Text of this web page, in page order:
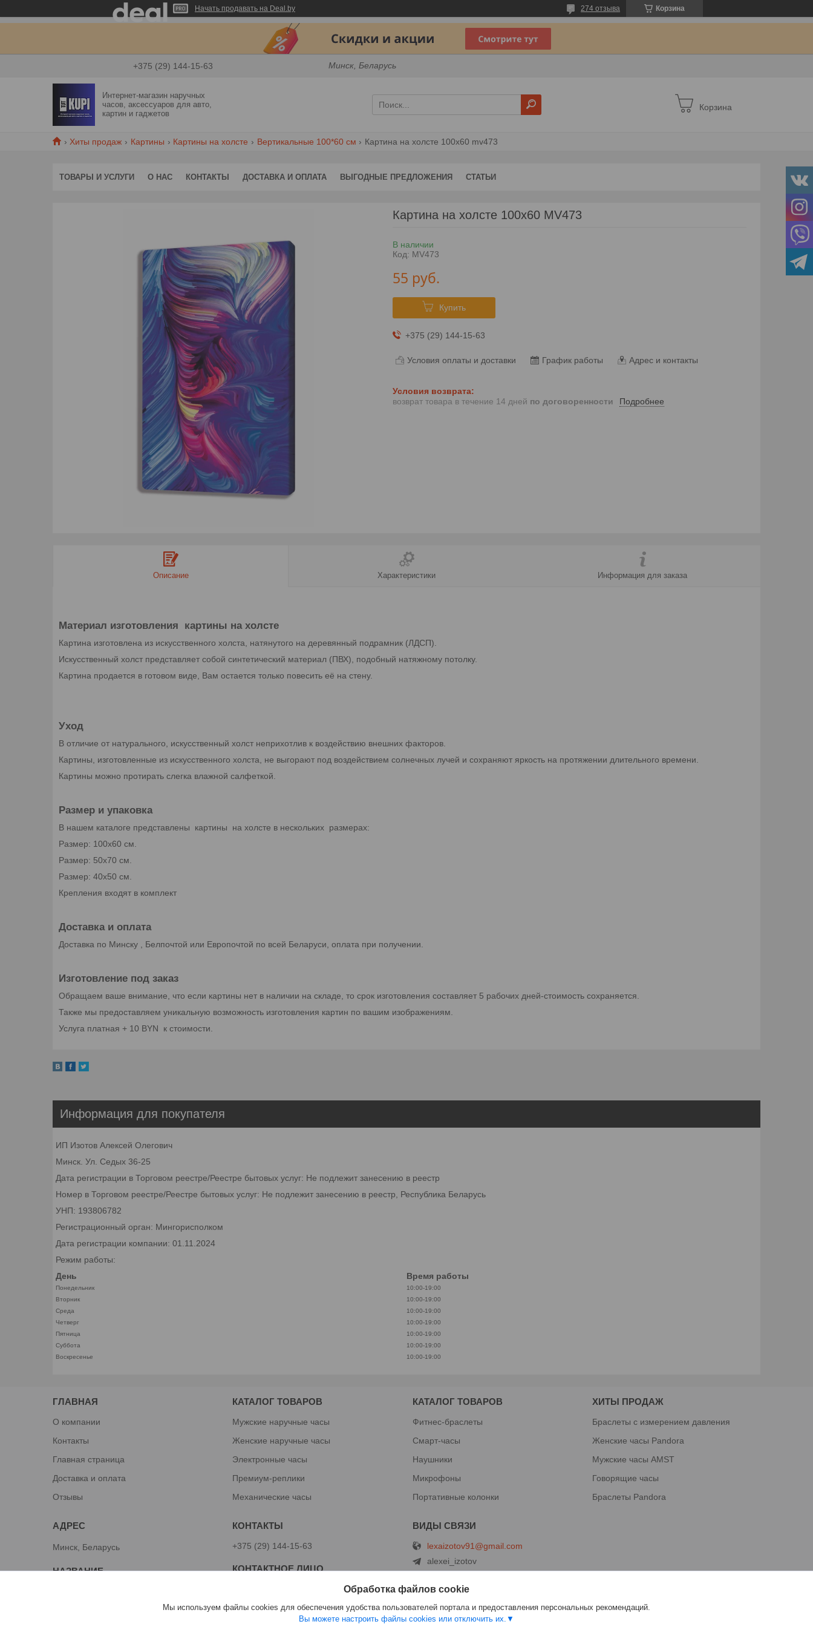
Начать продавать на Deal.by Корзина
274 отзыва
+375 (29) 144-15-63 Минск, Беларусь
Интернет-магазин наручных
часов, аксессуаров для авто,
картин и гаджетов
Корзина
Хиты продаж Картины Картины на холсте Вертикальные 100*60 см Картина на холсте 100х60 mv473
ТОВАРЫ И УСЛУГИ О НАС КОНТАКТЫ ДОСТАВКА И ОПЛАТА ВЫГОДНЫЕ ПРЕДЛОЖЕНИЯ СТАТЬИ
Картина на холсте 100х60 MV473
В наличии
Код: MV473
55 руб.
Купить
+375 (29) 144-15-63
Условия оплаты и доставки График работы Адрес и контакты
возврат товара в течение 14 дней по договоренности Подробнее
Описание Характеристики Информация для заказа
Материал изготовления картины на холсте
Картина изготовлена из искусственного холста, натянутого на деревянный подрамник (ЛДСП).
Искусственный холст представляет собой синтетический материал (ПВХ), подобный натяжному потолку.
Картина продается в готовом виде, Вам остается только повесить её на стену.
Уход
В отличие от натурального, искусственный холст неприхотлив к воздействию внешних факторов.
Картины, изготовленные из искусственного холста, не выгорают под воздействием солнечных лучей и сохраняют яркость на протяжении длительного времени.
Картины можно протирать слегка влажной салфеткой.
Размер и упаковка
В нашем каталоге представлены картины на холсте в нескольких размерах:
Размер: 100х60 см.
Размер: 50х70 см.
Размер: 40х50 см.
Крепления входят в комплект
Доставка и оплата
Доставка по Минску , Белпочтой или Европочтой по всей Беларуси, оплата при получении.
Изготовление под заказ
Обращаем ваше внимание, что если картины нет в наличии на складе, то срок изготовления составляет 5 рабочих дней-стоимость сохраняется.
Также мы предоставляем уникальную возможность изготовления картин по вашим изображениям.
Услуга платная + 10 BYN к стоимости.
Информация для покупателя
ИП Изотов Алексей Олегович
Минск. Ул. Седых 36-25
Дата регистрации в Торговом реестре/Реестре бытовых услуг: Не подлежит занесению в реестр
Номер в Торговом реестре/Реестре бытовых услуг: Не подлежит занесению в реестр, Республика Беларусь
УНП: 193806782
Регистрационный орган: Мингорисполком
Дата регистрации компании: 01.11.2024
Режим работы:
День
Время работы
Понедельник
10:00-19:00
Вторник
10:00-19:00
Среда
10:00-19:00
Четверг
10:00-19:00
Пятница
10:00-19:00
Суббота
10:00-19:00
Воскресенье
10:00-19:00
ГЛАВНАЯ
О компании
Контакты
Главная страница
Доставка и оплата
Отзывы
КАТАЛОГ ТОВАРОВ
Мужские наручные часы
Женские наручные часы
Электронные часы
Премиум-реплики
Механические часы
КАТАЛОГ ТОВАРОВ
Фитнес-браслеты
Смарт-часы
Наушники
Микрофоны
Портативные колонки
ХИТЫ ПРОДАЖ
Браслеты с измерением давления
Женские часы Pandora
Мужские часы AMST
Говорящие часы
Браслеты Pandora
Минск, Беларусь +375 (29) 144-15-63
lexaizotov91@gmail.com
alexei_izotov
+375291441563
Обработка файлов cookie
Мы используем файлы cookies для обеспечения удобства пользователей портала и предоставления персональных рекомендаций.
Вы можете настроить файлы cookies или отключить их.